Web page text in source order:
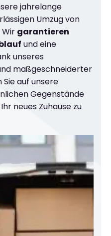
jahrelange
Umzug von
garantieren
und eine
unseres
maßgeschneiderter
Sie auf unsere
Gegenstände
neues Zuhause zu